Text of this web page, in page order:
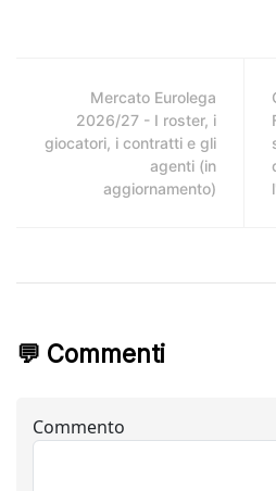
Mercato Eurolega
2026/27 - I roster, i
giocatori, i contratti e gli
agenti (in
aggiornamento)
💬 Commenti